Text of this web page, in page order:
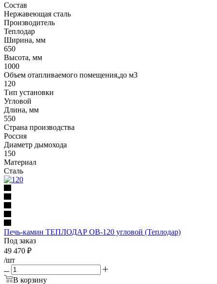
Состав
Нержавеющая сталь
Производитель
Теплодар
Ширина, мм
650
Высота, мм
1000
Объем отапливаемого помещения,до м3
120
Тип установки
Угловой
Длина, мм
550
Страна производства
Россия
Диаметр дымохода
150
Материал
Сталь
Печь-камин ТЕПЛОДАР ОВ-120 угловой (Теплодар)
Под заказ
49 470 ₽
/шт
В корзину